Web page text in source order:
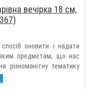
вечірка 18 см,
оновити і надати
яким предметам, що нас
різноманітну тематику
на свій смак.
щоденники, пенали,